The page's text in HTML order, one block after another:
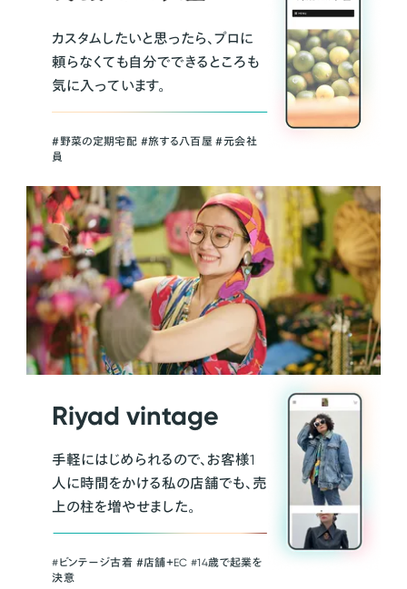
カスタムしたいと思ったら、プロに
頼らなくても自分でできるところも
気に入っています。
＃野菜の定期宅配 ＃旅する八百屋 ＃元会社
員
Riyad vintage
手軽にはじめられるので、お客様1
人に時間をかける私の店舗でも、売
上の柱を増やせました。
#ビンテージ古着 ＃店舗＋EC #14歳で起業を
決意